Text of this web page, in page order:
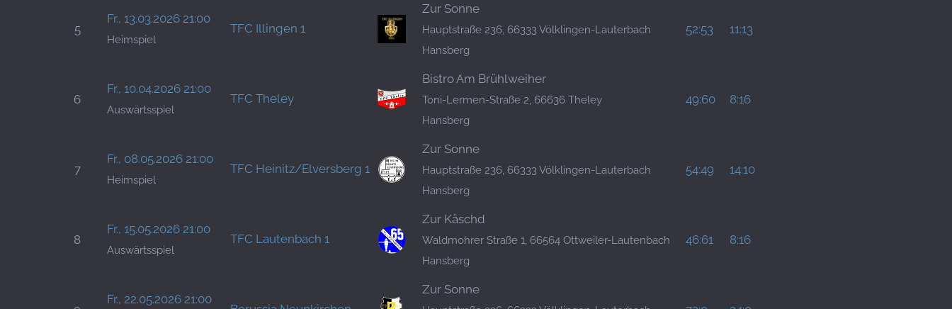
5
Fr., 13.03.2026 21:00
Heimspiel
TFC Illingen 1
Zur Sonne
Hauptstraße 236, 66333 Völklingen-Lauterbach
Hansberg
52:53 11:13
6
Fr., 10.04.2026 21:00
Auswärtsspiel
TFC Theley
Bistro Am Brühlweiher
Toni-Lermen-Straße 2, 66636 Theley
Hansberg
49:60 8:16
7
Fr., 08.05.2026 21:00
Heimspiel
TFC Heinitz/Elversberg 1
Zur Sonne
Hauptstraße 236, 66333 Völklingen-Lauterbach
Hansberg
54:49 14:10
8
Fr., 15.05.2026 21:00
Auswärtsspiel
TFC Lautenbach 1
Zur Käschd
Waldmohrer Straße 1, 66564 Ottweiler-Lautenbach
Hansberg
46:61 8:16
Fr., 22.05.2026 21:00
Zur Sonne